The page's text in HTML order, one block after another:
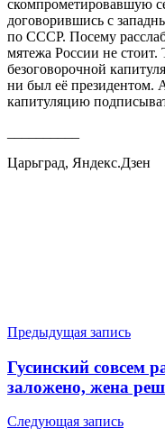
скомпрометировавшую
договорившись с
по СССР. Посему
мятежа России не стоит.
безоговорочной
ни был её президентом.
капитуляцию
Царьград, Яндекс.Дзен
Навигация
по
записям
Предыдущая запись
Гусинский совсем
заложено, жена
Следующая запись